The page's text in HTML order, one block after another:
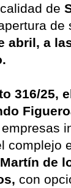
de
de
abril, a
316/25,
complejo
de
con